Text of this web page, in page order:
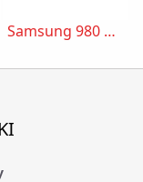
Samsung 980 Pro 1 TB (MZ-V8P1T0BW)